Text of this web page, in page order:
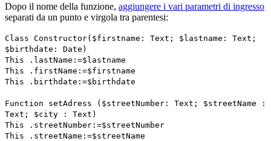
Dopo il nome della funzione, aggiungere i vari parametri di ingresso
separati da un punto e virgola tra parentesi:
Class Constructor( $firstname : Text ; $lastname : Text ;
$birthdate : Date )
This . lastName :=$lastname
This . firstName :=$firstname
This . birthdate :=$birthdate
Function setAdress ( $streetNumber : Text ; $streetName :
Text ; $city : Text )
This . streetNumber :=$streetNumber
This . streetName :=$streetName